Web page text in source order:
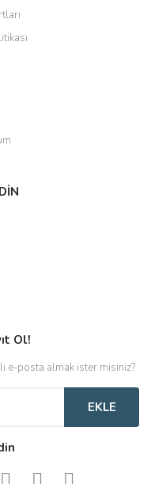
Ol!
e-posta almak ister misiniz?
EKLE